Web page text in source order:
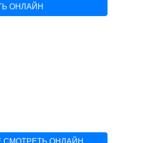
ОНЛАЙН
СМОТРЕТЬ ОНЛАЙН